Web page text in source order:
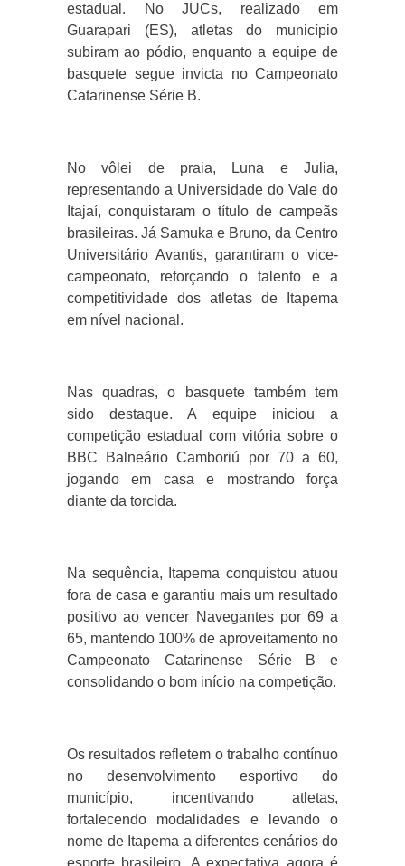
estadual. No JUCs, realizado em
Guarapari (ES), atletas do município
subiram ao pódio, enquanto a equipe de
basquete segue invicta no Campeonato
Catarinense Série B.
No vôlei de praia, Luna e Julia,
representando a Universidade do Vale do
Itajaí, conquistaram o título de campeãs
brasileiras. Já Samuka e Bruno, da Centro
Universitário Avantis, garantiram o vice-
campeonato, reforçando o talento e a
competitividade dos atletas de Itapema
em nível nacional.
Nas quadras, o basquete também tem
sido destaque. A equipe iniciou a
competição estadual com vitória sobre o
BBC Balneário Camboriú por 70 a 60,
jogando em casa e mostrando força
diante da torcida.
Na sequência, Itapema conquistou atuou
fora de casa e garantiu mais um resultado
positivo ao vencer Navegantes por 69 a
65, mantendo 100% de aproveitamento no
Campeonato Catarinense Série B e
consolidando o bom início na competição.
Os resultados refletem o trabalho contínuo
no desenvolvimento esportivo do
município, incentivando atletas,
fortalecendo modalidades e levando o
nome de Itapema a diferentes cenários do